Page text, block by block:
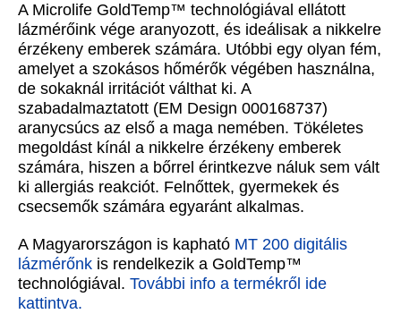
A Microlife GoldTemp™ technológiával ellátott
lázmérőink vége aranyozott, és ideálisak a nikkelre
érzékeny emberek számára. Utóbbi egy olyan fém,
amelyet a szokásos hőmérők végében használna,
de sokaknál irritációt válthat ki. A
szabadalmaztatott (EM Design 000168737)
aranycsúcs az első a maga nemében. Tökéletes
megoldást kínál a nikkelre érzékeny emberek
számára, hiszen a bőrrel érintkezve náluk sem vált
ki allergiás reakciót. Felnőttek, gyermekek és
csecsemők számára egyaránt alkalmas.
A Magyarországon is kapható MT 200 digitális
lázmérőnk is rendelkezik a GoldTemp™
technológiával. További info a termékről ide
kattintva.